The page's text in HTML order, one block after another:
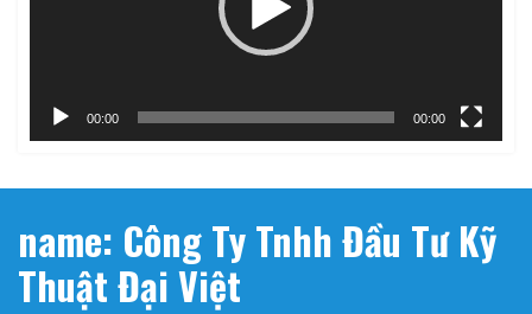
00:00 00:00
name: Công Ty Tnhh Đầu Tư Kỹ
Thuật Đại Việt